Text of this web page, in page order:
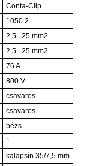
Conta-Clip
1050.2
2,5...25 mm2
2,5...25 mm2
76 A
800 V
csavaros
csavaros
bézs
1
kalapsín 35/7,5 mm